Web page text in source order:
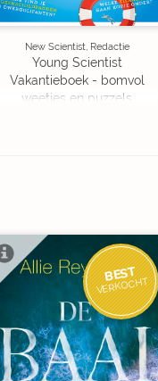
New Scientist, Redactie
Young Scientist
Vakantieboek - bomvol
weetjes en puzzels
BEST
VERKOCHT